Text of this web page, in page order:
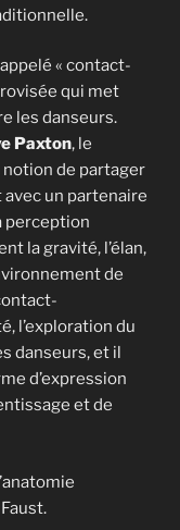
« contact-
qui met
les danseurs.
Paxton, le
de partager
avec un partenaire
perception
la gravité, l’élan,
de
l’exploration du
danseurs, et il
d’expression
et de